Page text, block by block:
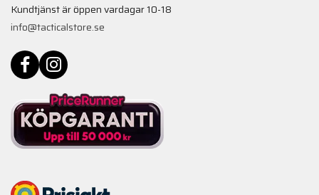
Kundtjänst är öppen vardagar 10-18
info@tacticalstore.se